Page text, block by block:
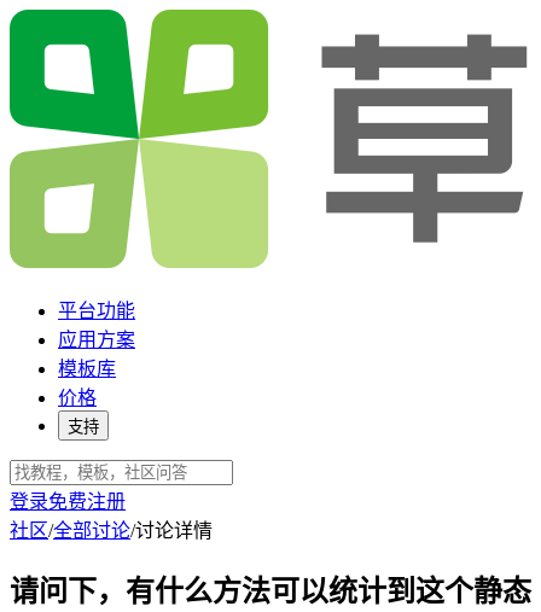
平台功能
应用方案
模板库
价格
支持
登录免费注册
社区/全部讨论/讨论详情
请问下，有什么方法可以统计到这个静态